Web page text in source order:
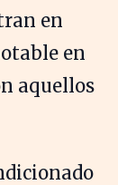
en
en
aquellos